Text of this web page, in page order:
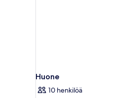
Huone
10 henkilöä